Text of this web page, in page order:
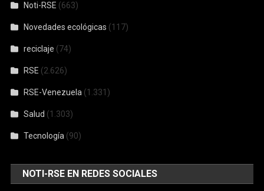
Noti-RSE (663)
Novedades ecológicas (117)
reciclaje (74)
RSE (2.626)
RSE-Venezuela (1.331)
Salud (1.303)
Tecnología (90)
NOTI-RSE EN REDES SOCIALES